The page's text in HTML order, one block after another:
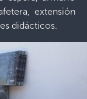
extensión
didácticos.